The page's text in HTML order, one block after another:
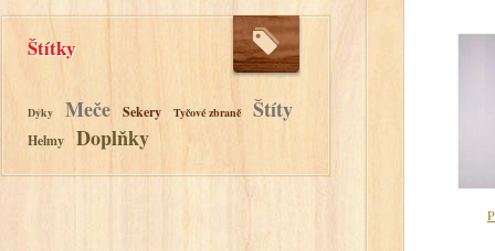
Štítky
Dýky Meče Sekery Tyčové zbraně Štíty
Helmy Doplňky